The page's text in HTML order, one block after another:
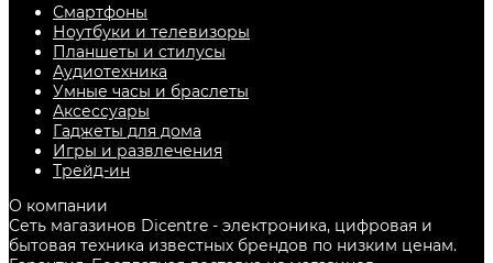
Смартфоны
Ноутбуки и телевизоры
Планшеты и стилусы
Аудиотехника
Умные часы и браслеты
Аксессуары
Гаджеты для дома
Игры и развлечения
Трейд-ин
О компании
Сеть магазинов Dicentre - электроника, цифровая и
бытовая техника известных брендов по низким ценам.